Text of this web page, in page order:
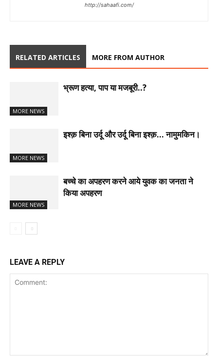
http://sahaafi.com/
RELATED ARTICLES MORE FROM AUTHOR
MORE NEWS
भ्रूण हत्या, पाप या मजबूरी..?
MORE NEWS
इश्क़ बिना उर्दू और उर्दू बिना इश्क़… नामुमकिन।
MORE NEWS
बच्चे का अपहरण करने आये युवक का जनता ने
किया अपहरण
LEAVE A REPLY